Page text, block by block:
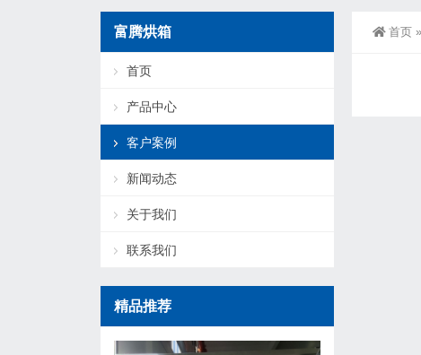
首页 »
富腾烘箱
首页
产品中心
客户案例
新闻动态
关于我们
联系我们
精品推荐